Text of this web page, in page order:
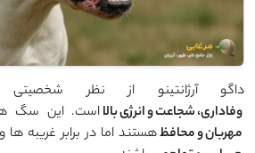
داگو آرژانتینو از نظر شخصیتی
وفاداری، شجاعت و انرژی بالااست. این سگ ‌ها
مهربان و محافظهستند اما در برابر غریبه